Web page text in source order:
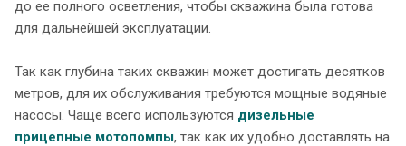
до ее полного осветления, чтобы скважина была готова
для дальнейшей эксплуатации.
Так как глубина таких скважин может достигать десятков
метров, для их обслуживания требуются мощные водяные
насосы. Чаще всего используются дизельные
прицепные мотопомпы, так как их удобно доставлять на